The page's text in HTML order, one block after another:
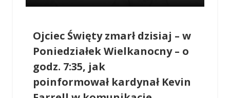
Ojciec Święty zmarł dzisiaj – w
Poniedziałek Wielkanocny – o
godz. 7:35, jak
poinformował kardynał Kevin